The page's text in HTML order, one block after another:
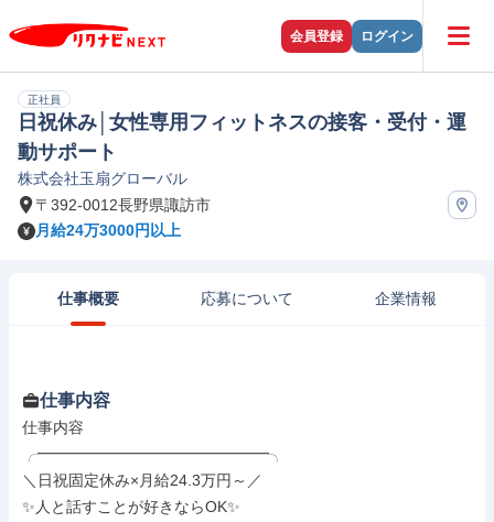
会員登録 ログイン
正社員
日祝休み│女性専用フィットネスの接客・受付・運
動サポート
株式会社玉扇グローバル
〒392-0012長野県諏訪市
月給24万3000円以上
仕事概要 応募について 企業情報
仕事内容
仕事内容
╭━━━━━━━━━━━━━━━╮
＼日祝固定休み×月給24.3万円～／
✨人と話すことが好きならOK✨